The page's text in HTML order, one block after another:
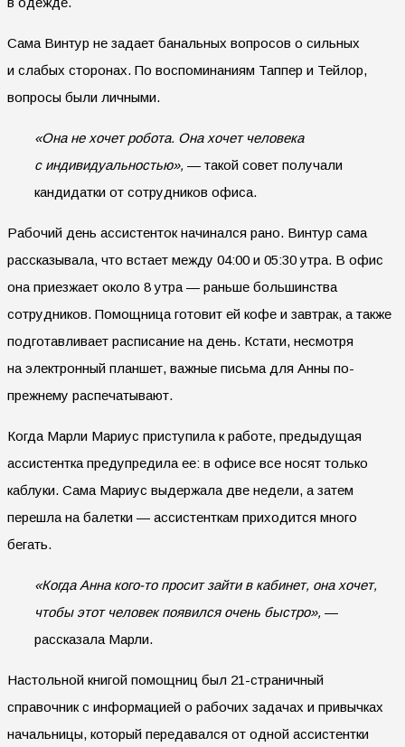
Сама Винтур не задает банальных вопросов о сильных
и слабых сторонах. По воспоминаниям Таппер и Тейлор,
вопросы были личными.
«Она не хочет робота. Она хочет человека
с индивидуальностью», — такой совет получали
кандидатки от сотрудников офиса.
Рабочий день ассистенток начинался рано. Винтур сама
рассказывала, что встает между 04:00 и 05:30 утра. В офис
она приезжает около 8 утра — раньше большинства
сотрудников. Помощница готовит ей кофе и завтрак, а также
подготавливает расписание на день. Кстати, несмотря
на электронный планшет, важные письма для Анны по-
прежнему распечатывают.
Когда Марли Мариус приступила к работе, предыдущая
ассистентка предупредила ее: в офисе все носят только
каблуки. Сама Мариус выдержала две недели, а затем
перешла на балетки — ассистенткам приходится много
бегать.
«Когда Анна кого-то просит зайти в кабинет, она хочет,
чтобы этот человек появился очень быстро», —
рассказала Марли.
Настольной книгой помощниц был 21-страничный
справочник с информацией о рабочих задачах и привычках
начальницы, который передавался от одной ассистентки